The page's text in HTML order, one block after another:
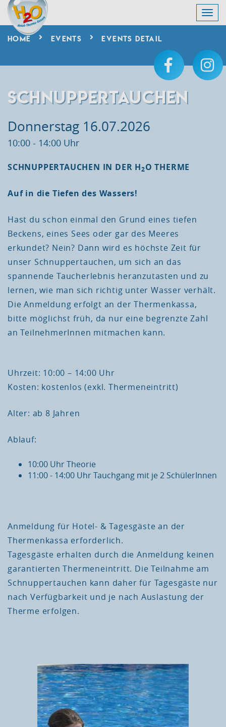
HOME EVENTS EVENTS DETAIL
SCHNUPPERTAUCHEN
Donnerstag 16.07.2026
10:00 - 14:00 Uhr
SCHNUPPERTAUCHEN IN DER H2O THERME
Auf in die Tiefen des Wassers!
Hast du schon einmal den Grund eines tiefen
Beckens, eines Sees oder gar des Meeres
erkundet? Nein? Dann wird es höchste Zeit für
unser Schnuppertauchen, um sich an das
spannende Taucherlebnis heranzutasten und zu
lernen, wie man sich richtig unter Wasser verhält.
Die Anmeldung erfolgt an der Thermenkassa,
bitte möglichst früh, da nur eine begrenzte Zahl
an TeilnehmerInnen mitmachen kann.
Uhrzeit: 10:00 – 14:00 Uhr
Kosten: kostenlos (exkl. Thermeneintritt)
Alter: ab 8 Jahren
Ablauf:
10:00 Uhr Theorie
11:00 - 14:00 Uhr Tauchgang mit je 2 SchülerInnen
Anmeldung für Hotel- & Tagesgäste an der
Thermenkassa erforderlich.
Tagesgäste erhalten durch die Anmeldung keinen
garantierten Thermeneintritt. Die Teilnahme am
Schnuppertauchen kann daher für Tagesgäste nur
nach Verfügbarkeit und je nach Auslastung der
Therme erfolgen.